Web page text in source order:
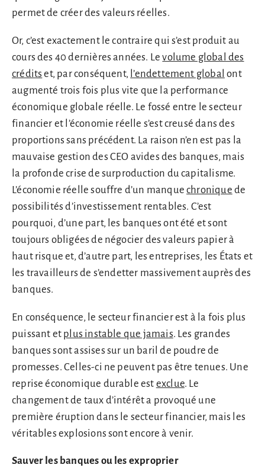
permet de créer des valeurs réelles.
Or, c’est exactement le contraire qui s’est produit au
cours des 40 dernières années. Levolume global des
crédits et, par conséquent, l’endettement global ont
augmenté trois fois plus vite que la performance
économique globale réelle. Le fossé entre le secteur
financier et l’économie réelle s’est creusé dans des
proportions sans précédent. La raison n’en est pas la
mauvaise gestion des CEO avides des banques, mais
la profonde crise de surproduction du capitalisme.
L’économie réelle souffre d’un manquechronique de
possibilités d’investissement rentables. C’est
pourquoi, d’une part, les banques ont été et sont
toujours obligées de négocier des valeurs papier à
haut risque et, d’autre part, les entreprises, les États et
les travailleurs de s’endetter massivement auprès des
banques.
En conséquence, le secteur financier est à la fois plus
puissant et plus instable que jamais. Les grandes
banques sont assises sur un baril de poudre de
promesses. Celles-ci ne peuvent pas être tenues. Une
reprise économique durable est exclue. Le
changement de taux d’intérêt a provoqué une
première éruption dans le secteur financier, mais les
véritables explosions sont encore à venir.
Sauver les banques ou les exproprier